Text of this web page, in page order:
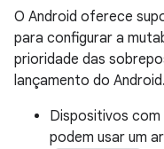
O Android oferece
para configurar a
prioridade das
lançamento do Android.
Dispositivos com
podem usar um